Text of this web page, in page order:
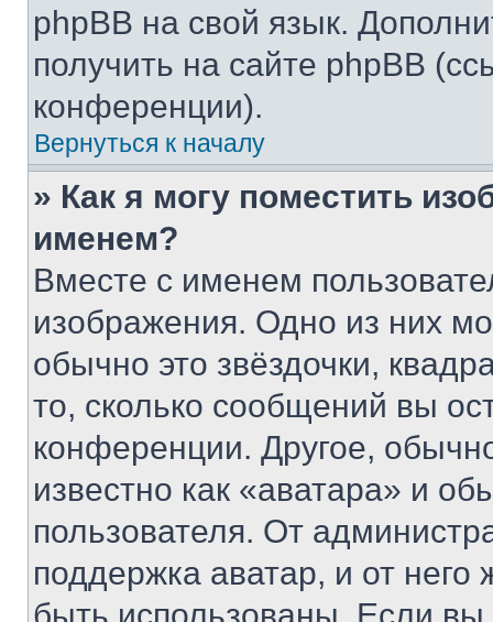
phpBB на свой язык.
получить на сайте phpBB
конференции).
Вернуться к началу
» Как я могу поместить
именем?
Вместе с именем
изображения. Одно из них
обычно это звёздочки,
то, сколько сообщений вы
конференции. Другое,
известно как «аватара» и
пользователя. От
поддержка аватар, и от него